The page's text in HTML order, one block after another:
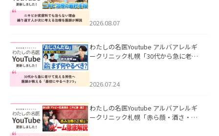
ました。
2026.08.07
わたしの名医Youtube アルバアレルギ
ークリニック札幌「30代から急に老け
た。
2026.07.24
わたしの名医Youtube アルバアレルギ
ークリニック札幌「赤ら顔・酒さ・ニ